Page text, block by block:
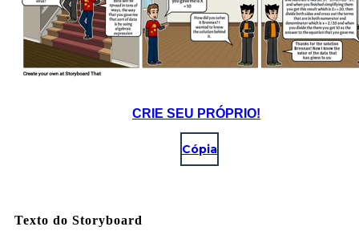
CRIE SEU PRÓPRIO!
Cópia
Texto do Storyboard